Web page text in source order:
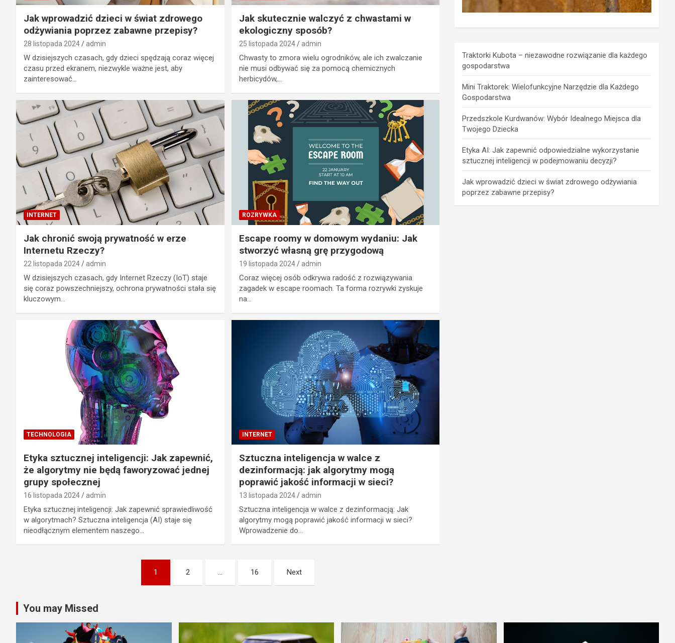
Jak wprowadzić dzieci w świat zdrowego
odżywiania poprzez zabawne przepisy?
28 listopada 2024 admin
W dzisiejszych czasach, gdy dzieci spędzają coraz więcej
czasu przed ekranem, niezwykle ważne jest, aby
zainteresować…
Jak skutecznie walczyć z chwastami w
ekologiczny sposób?
25 listopada 2024 admin
Chwasty to zmora wielu ogrodników, ale ich zwalczanie
nie musi odbywać się za pomocą chemicznych
herbicydów,…
INTERNET
Jak chronić swoją prywatność w erze
Internetu Rzeczy?
22 listopada 2024 admin
W dzisiejszych czasach, gdy Internet Rzeczy (IoT) staje
się coraz powszechniejszy, ochrona prywatności stała się
kluczowym…
ROZRYWKA
Escape roomy w domowym wydaniu: Jak
stworzyć własną grę przygodową
19 listopada 2024 admin
Coraz więcej osób odkrywa radość z rozwiązywania
zagadek w escape roomach. Ta forma rozrywki zyskuje
na…
TECHNOLOGIA
Etyka sztucznej inteligencji: Jak zapewnić,
że algorytmy nie będą faworyzować jednej
grupy społecznej
16 listopada 2024 admin
Etyka sztucznej inteligencji: Jak zapewnić sprawiedliwość
w algorytmach? Sztuczna inteligencja (AI) staje się
nieodłącznym elementem naszego…
INTERNET
Sztuczna inteligencja w walce z
dezinformacją: jak algorytmy mogą
poprawić jakość informacji w sieci?
13 listopada 2024 admin
Sztuczna inteligencja w walce z dezinformacją: Jak
algorytmy mogą poprawić jakość informacji w sieci?
Wprowadzenie do…
wpisach
1 2 … 16 Next
Traktorki Kubota – niezawodne rozwiązanie dla każdego
gospodarstwa
Mini Traktorek: Wielofunkcyjne Narzędzie dla Każdego
Gospodarstwa
Przedszkole Kurdwanów: Wybór Idealnego Miejsca dla
Twojego Dziecka
Etyka AI: Jak zapewnić odpowiedzialne wykorzystanie
sztucznej inteligencji w podejmowaniu decyzji?
Jak wprowadzić dzieci w świat zdrowego odżywiania
poprzez zabawne przepisy?
You may Missed